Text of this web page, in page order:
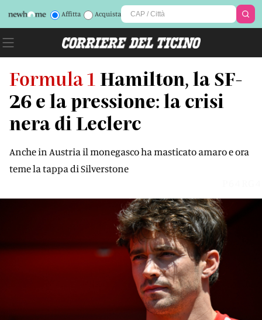
Affitta Acquista
Formula 1 Hamilton, la SF-
26 e la pressione: la crisi
nera di Leclerc
Anche in Austria il monegasco ha masticato amaro e ora
teme la tappa di Silverstone